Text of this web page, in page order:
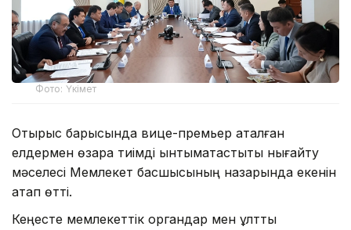
Фото: Үкімет
Отырыс барысында вице-премьер аталған
елдермен өзара тиімді ынтымақтастықты нығайту
мәселесі Мемлекет басшысының назарында екенін
атап өтті.
Кеңесте мемлекеттік органдар мен ұлттық